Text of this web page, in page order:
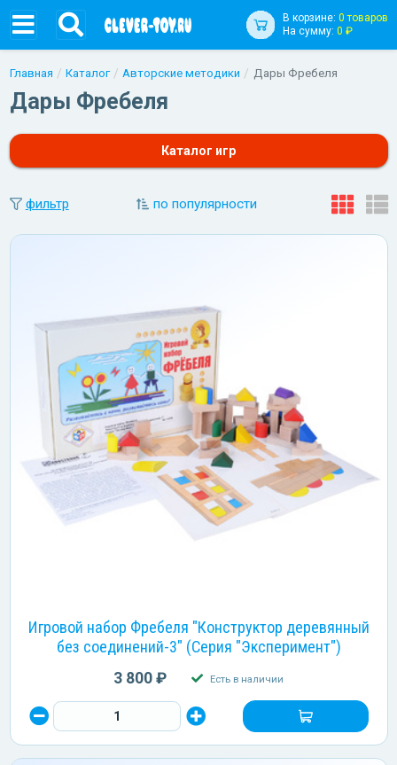
В корзине: 0 товаров
На сумму: 0 ₽
Главная Каталог Авторские методики Дары Фребеля
Дары Фребеля
Каталог игр
фильтр по популярности
Игровой набор Фребеля "Конструктор деревянный
без соединений-3" (Серия "Эксперимент")
3 800 ₽ Есть в наличии